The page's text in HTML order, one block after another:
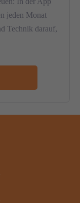
jeden Monat
Technik darauf,